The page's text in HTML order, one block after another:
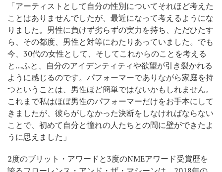
「アーティストとして自分の性別についてそれほど考えた
ことはありませんでしたが、最近になって考えるようにな
りました。男性に負けず劣らずの実力を持ち、ただひたす
ら、その都度、男性と対等にわたりあっていました。でも
今、30代の女性として、そしてこれからのことを考える
と…ふと、自分のアイデンティティや欲望が引き裂かれる
ように感じるのです。パフォーマーでありながら家庭を持
つということは、男性ほど簡単ではないかもしれません。
これまで私はほぼ男性のパフォーマーだけをお手本にして
きましたが、彼らがしなかった決断をしなければならない
ことで、初めて自分と憧れの人たちとの間に壁ができたよ
うに思えました」
2度のブリット・アワードと3度のNMEアワード受賞歴を